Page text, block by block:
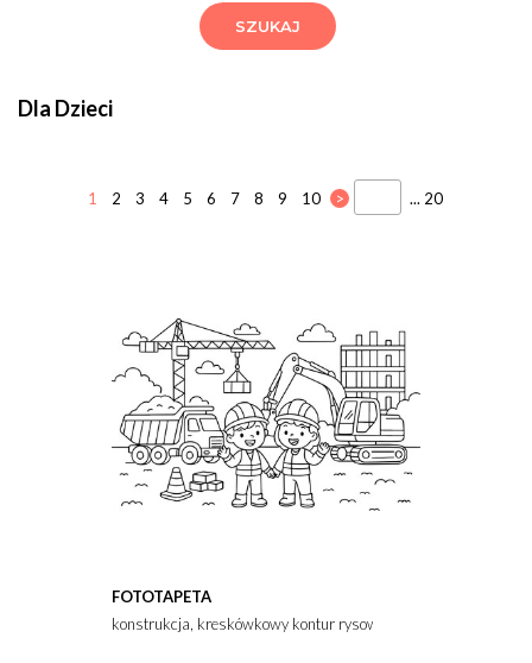
Dla Dzieci
1 2 3 4 5 6 7 8 9 10 > ... 20
FOTOTAPETA
konstrukcja, kreskówkowy kontur rysowany ręcznie, ilustracja